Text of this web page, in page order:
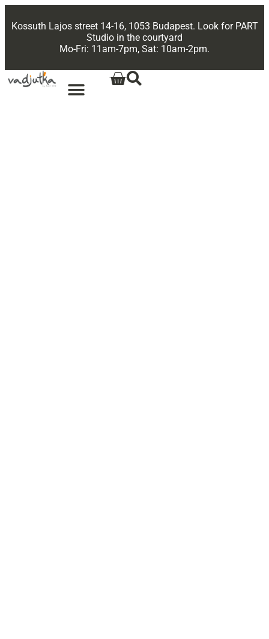
Kossuth Lajos street 14-16, 1053 Budapest. Look for PART
Studio in the courtyard
Mo-Fri: 11am-7pm, Sat: 10am-2pm.